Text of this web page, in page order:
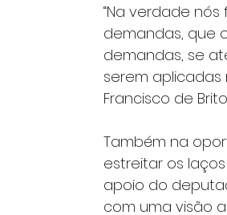
“Na verdade
demandas, que
demandas, se
serem aplicadas
Francisco de
Também na
estreitar os
apoio do
com uma visão